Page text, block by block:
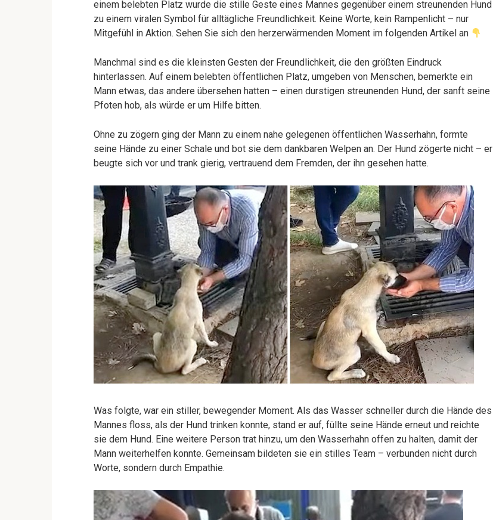
einem belebten Platz wurde die stille Geste eines Mannes gegenüber einem streunenden Hund
zu einem viralen Symbol für alltägliche Freundlichkeit. Keine Worte, kein Rampenlicht – nur
Mitgefühl in Aktion. Sehen Sie sich den herzerwärmenden Moment im folgenden Artikel an
Manchmal sind es die kleinsten Gesten der Freundlichkeit, die den größten Eindruck
hinterlassen. Auf einem belebten öffentlichen Platz, umgeben von Menschen, bemerkte ein
Mann etwas, das andere übersehen hatten – einen durstigen streunenden Hund, der sanft seine
Pfoten hob, als würde er um Hilfe bitten.
Ohne zu zögern ging der Mann zu einem nahe gelegenen öffentlichen Wasserhahn, formte
seine Hände zu einer Schale und bot sie dem dankbaren Welpen an. Der Hund zögerte nicht – er
beugte sich vor und trank gierig, vertrauend dem Fremden, der ihn gesehen hatte.
Was folgte, war ein stiller, bewegender Moment. Als das Wasser schneller durch die Hände des
Mannes floss, als der Hund trinken konnte, stand er auf, füllte seine Hände erneut und reichte
sie dem Hund. Eine weitere Person trat hinzu, um den Wasserhahn offen zu halten, damit der
Mann weiterhelfen konnte. Gemeinsam bildeten sie ein stilles Team – verbunden nicht durch
Worte, sondern durch Empathie.